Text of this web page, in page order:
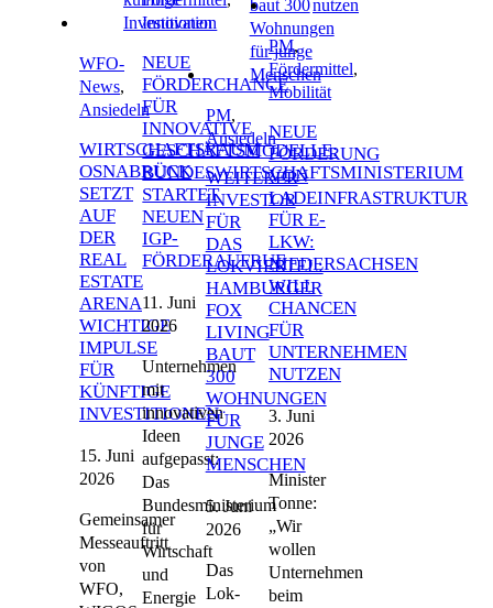
WFO-
News,
Ansiedeln
WIRTSCHAFTSRAUM
OSNABRÜCK
SETZT
AUF
DER
REAL
ESTATE
ARENA
WICHTIGE
IMPULSE
FÜR
KÜNFTIGE
INVESTITIONEN
15. Juni
2026
Gemeinsamer
Messeauftritt
von
WFO,
Innovation
NEUE
FÖRDERCHANCE
FÜR
INNOVATIVE
GESCHÄFTSMODELLE:
BUNDESWIRTSCHAFTSMINISTERIUM
STARTET
NEUEN
IGP-
FÖRDERAUFRUF
11. Juni
2026
Unternehmen
mit
innovativen
Ideen
aufgepasst:
Das
Bundesministerium
für
Wirtschaft
und
Energie
PM,
Ansiedeln
WEITERER
INVESTOR
FÜR
DAS
LOKVIERTEL:
HAMBURGER
FOX
LIVING
BAUT
300
WOHNUNGEN
FÜR
JUNGE
MENSCHEN
5. Juni
2026
Das
Lok-
PM,
Fördermittel,
Mobilität
NEUE
FÖRDERUNG
VON
LADEINFRASTRUKTUR
FÜR E-
LKW:
NIEDERSACHSEN
WILL
CHANCEN
FÜR
UNTERNEHMEN
NUTZEN
3. Juni
2026
Minister
Tonne:
„Wir
wollen
Unternehmen
beim